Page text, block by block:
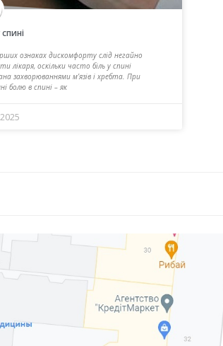
ознаках дискомфорту слід негайно
лікаря, оскільки часто біль у спині
захворюваннями м’язів і хребта. При
болю в спині – як